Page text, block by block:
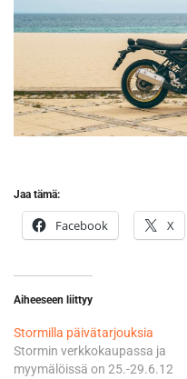
Jaa tämä:
Facebook X
Aiheeseen liittyy
Stormilla päivätarjouksia
Stormin verkkokaupassa ja
myymälöissä on 25.-29.6.12